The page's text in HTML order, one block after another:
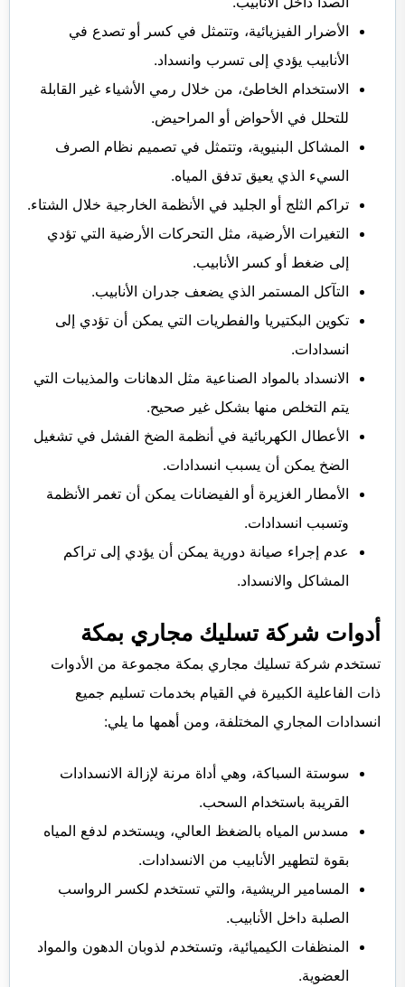
الأضرار الفيزيائية، وتتمثل في كسر أو تصدع في
الأنابيب يؤدي إلى تسرب وانسداد.
الاستخدام الخاطئ، من خلال رمي الأشياء غير القابلة
للتحلل في الأحواض أو المراحيض.
المشاكل البنيوية، وتتمثل في تصميم نظام الصرف
السيء الذي يعيق تدفق المياه.
تراكم الثلج أو الجليد في الأنظمة الخارجية خلال الشتاء.
التغيرات الأرضية، مثل التحركات الأرضية التي تؤدي
إلى ضغط أو كسر الأنابيب.
التآكل المستمر الذي يضعف جدران الأنابيب.
تكوين البكتيريا والفطريات التي يمكن أن تؤدي إلى
انسدادات.
الانسداد بالمواد الصناعية مثل الدهانات والمذيبات التي
يتم التخلص منها بشكل غير صحيح.
الأعطال الكهربائية في أنظمة الضخ الفشل في تشغيل
الضخ يمكن أن يسبب انسدادات.
الأمطار الغزيرة أو الفيضانات يمكن أن تغمر الأنظمة
وتسبب انسدادات.
عدم إجراء صيانة دورية يمكن أن يؤدي إلى تراكم
المشاكل والانسداد.
أدوات شركة تسليك مجاري بمكة
تستخدم شركة تسليك مجاري بمكة مجموعة من الأدوات
ذات الفاعلية الكبيرة في القيام بخدمات تسليم جميع
انسدادات المجاري المختلفة، ومن أهمها ما يلي:
سوستة السباكة، وهي أداة مرنة لإزالة الانسدادات
القريبة باستخدام السحب.
مسدس المياه بالضغظ العالي، ويستخدم لدفع المياه
بقوة لتطهير الأنابيب من الانسدادات.
المسامير الريشية، والتي تستخدم لكسر الرواسب
الصلبة داخل الأنابيب.
المنظفات الكيميائية، وتستخدم لذوبان الدهون والمواد
العضوية.